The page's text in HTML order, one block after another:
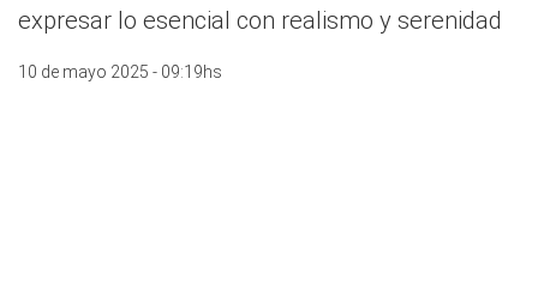
expresar lo esencial con realismo y serenidad
10 de mayo 2025 - 09:19hs